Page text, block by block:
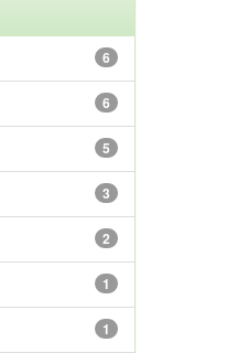
6
6
5
3
2
1
1